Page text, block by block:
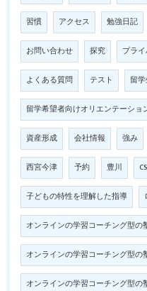
習慣 アクセス 勉強日記
お問い合わせ 探究 プラ
よくある質問 テスト 留
留学希望者向けオリエンテーショ
資産形成 会社情報 強み
西宮今津 予約 豊川
子どもの特性を理解した指導
オンラインの学習コーチング型
オンラインの学習コーチング型の
オンラインの学習コーチング型